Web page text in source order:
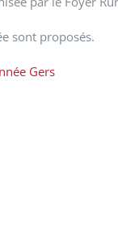
sont proposés.
Gers